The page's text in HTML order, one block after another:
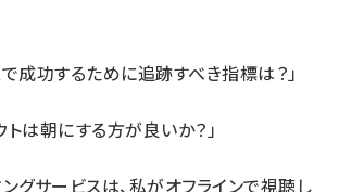
で成功するために追跡すべき指標は？」
トは朝にする方が良いか？」
ングサービスは、私がオフラインで視聴し